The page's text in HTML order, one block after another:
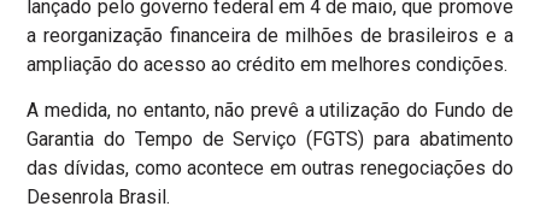
lançado pelo governo federal em 4 de maio, que promove
a reorganização financeira de milhões de brasileiros e a
ampliação do acesso ao crédito em melhores condições.
A medida, no entanto, não prevê a utilização do Fundo de
Garantia do Tempo de Serviço (FGTS) para abatimento
das dívidas, como acontece em outras renegociações do
Desenrola Brasil.